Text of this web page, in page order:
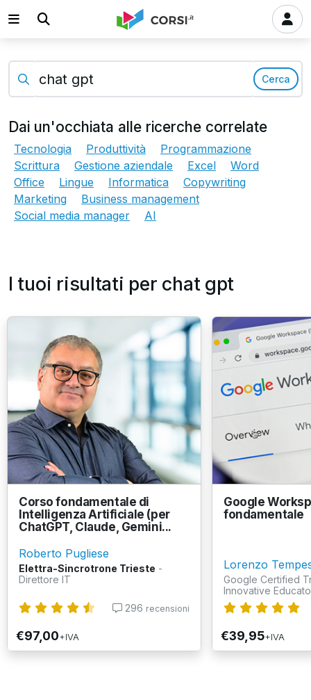
Cerca
Dai un'occhiata alle ricerche correlate
Tecnologia Produttività
Programmazione
Scrittura
Gestione aziendale Excel
Word
Office
Lingue Informatica
Copywriting
Marketing
Business management
Social media manager
AI
I tuoi risultati per chat gpt
Corso fondamentale di
Intelligenza Artificiale (per
ChatGPT, Claude, Gemini...
Roberto Pugliese
Elettra-Sincrotrone Trieste -
Direttore IT
296 recensioni
€97,00+IVA
Google
fondamentale
Lorenzo
Google Certified
Innovative
€39,95+IVA